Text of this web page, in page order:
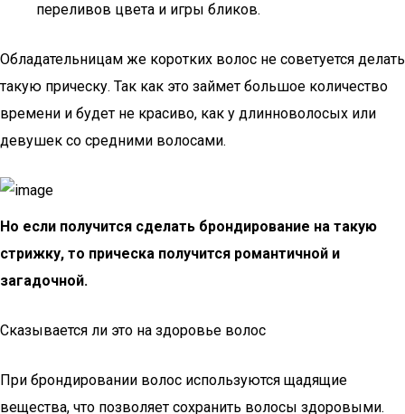
переливов цвета и игры бликов.
Обладательницам же коротких волос не советуется делать
такую прическу. Так как это займет большое количество
времени и будет не красиво, как у длинноволосых или
девушек со средними волосами.
Но если получится сделать брондирование на такую
стрижку, то прическа получится романтичной и
загадочной.
Сказывается ли это на здоровье волос
При брондировании волос используются щадящие
вещества, что позволяет сохранить волосы здоровыми.